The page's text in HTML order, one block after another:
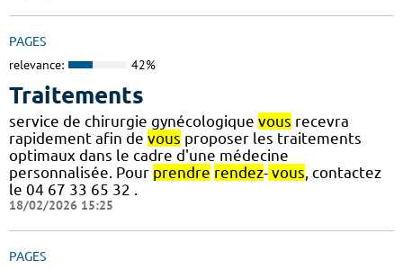
PAGES
relevance: 42%
Traitements
service de chirurgie gynécologique vous recevra
rapidement afin de vous proposer les traitements
optimaux dans le cadre d'une médecine
personnalisée. Pour prendre rendez- vous , contactez
le 04 67 33 65 32 .
18/02/2026 15:25
PAGES